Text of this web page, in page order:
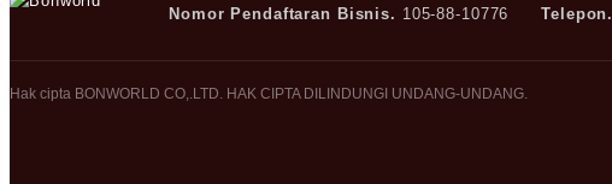
Nomor Pendaftaran Bisnis. 105-88-10776 Telepon.
Hak cipta BONWORLD CO,.LTD. HAK CIPTA DILINDUNGI UNDANG-UNDANG.